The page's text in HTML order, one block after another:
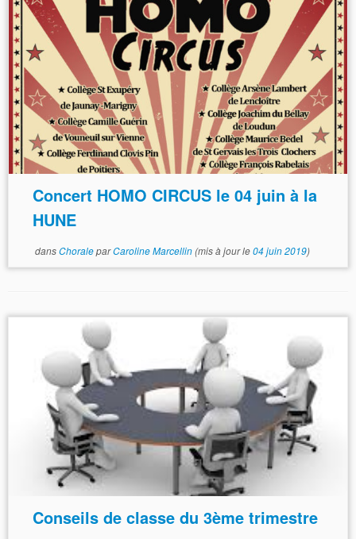
Concert HOMO CIRCUS le 04 juin à la
HUNE
dansChoraleparCaroline Marcellin(mis à jour le04 juin 2019)
Conseils de classe du 3ème trimestre